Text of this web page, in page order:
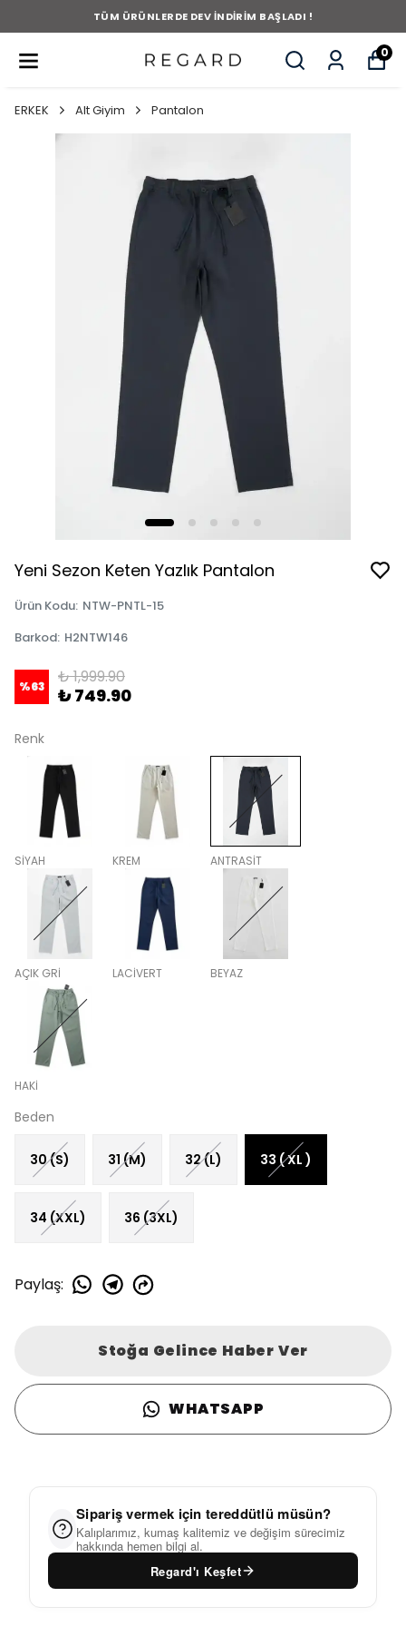
TÜM ÜRÜNLERDE DEV İNDİRİM BAŞLADI !
0
ERKEK Alt Giyim Pantalon
Yeni Sezon Keten Yazlık Pantalon
Ürün Kodu: NTW-PNTL-15
Barkod: H2NTW146
%63 ₺ 1,999.90
₺ 749.90
Renk
SİYAH KREM ANTRASİT
AÇIK GRİ LACİVERT BEYAZ
HAKİ
Beden
30 (S) 31 (M) 32 (L) 33 ( XL )
34 (XXL) 36 (3XL)
Paylaş:
Stoğa Gelince Haber Ver
WHATSAPP
Sipariş vermek için tereddütlü müsün?
Kalıplarımız, kumaş kalitemiz ve değişim sürecimiz
hakkında hemen bilgi al.
Regard'ı Keşfet